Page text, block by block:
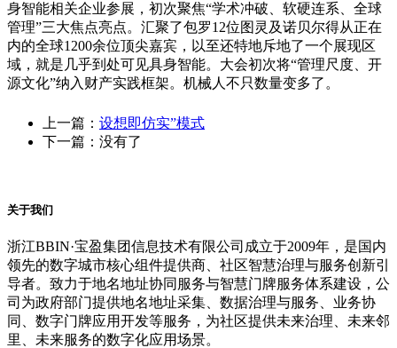
身智能相关企业参展，初次聚焦“学术冲破、软硬连系、全球
管理”三大焦点亮点。汇聚了包罗12位图灵及诺贝尔得从正在
内的全球1200余位顶尖嘉宾，以至还特地斥地了一个展现区
域，就是几乎到处可见具身智能。大会初次将“管理尺度、开
源文化”纳入财产实践框架。机械人不只数量变多了。
上一篇： 设想即仿实”模式
下一篇：没有了
关于我们
浙江BBIN·宝盈集团信息技术有限公司成立于2009年，是国内
领先的数字城市核心组件提供商、社区智慧治理与服务创新引
导者。致力于地名地址协同服务与智慧门牌服务体系建设，公
司为政府部门提供地名地址采集、数据治理与服务、业务协
同、数字门牌应用开发等服务，为社区提供未来治理、未来邻
里、未来服务的数字化应用场景。